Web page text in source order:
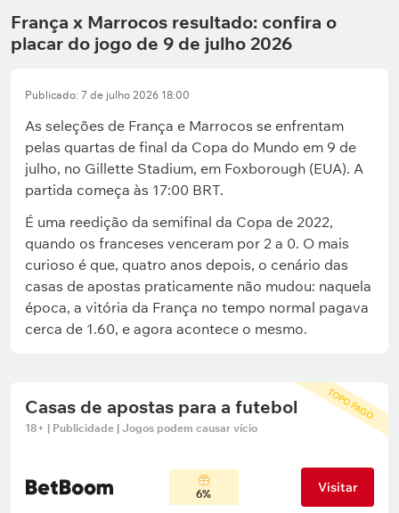
França x Marrocos resultado: confira o
placar do jogo de 9 de julho 2026
Publicado: 7 de julho 2026 18:00
As seleções de França e Marrocos se enfrentam
pelas quartas de final da Copa do Mundo em 9 de
julho, no Gillette Stadium, em Foxborough (EUA). A
partida começa às 17:00 BRT.
É uma reedição da semifinal da Copa de 2022,
quando os franceses venceram por 2 a 0. O mais
curioso é que, quatro anos depois, o cenário das
casas de apostas praticamente não mudou: naquela
época, a vitória da França no tempo normal pagava
cerca de 1.60, e agora acontece o mesmo.
TOPO PAGO
Casas de apostas para a futebol
18+ | Publicidade | Jogos podem causar vício
6% Visitar